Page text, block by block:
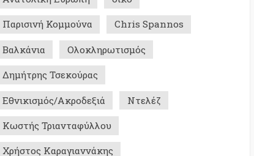
Μπάμπης Βλάχος
Ισραήλ Φυλακές
Νίκος Νικολέτος